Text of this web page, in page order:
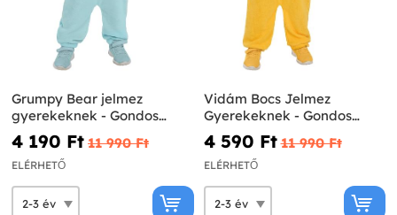
Grumpy Bear jelmez
gyerekeknek - Gondos
bocsok
4 190 Ft‎ 11 990 Ft‎
ELÉRHETŐ
Vidám Bocs Jelmez
Gyerekeknek - Gondos
Bocsok
4 590 Ft‎ 11 990 Ft‎
ELÉRHETŐ